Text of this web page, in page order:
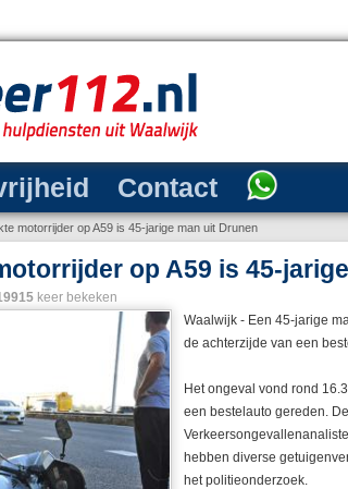
Contact
motorrijder op A59 is 45-jarige man uit Drunen
op A59 is 45-
keer bekeken
Waalwijk - Een 45-jarige
de achterzijde van een
Het ongeval vond rond
een bestelauto gereden.
hebben diverse
het politieonderzoek.